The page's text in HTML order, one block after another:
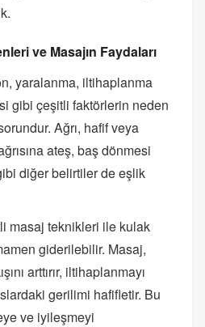
ve Masajın Faydaları
yaralanma, iltihaplanma
gibi çeşitli faktörlerin neden
Ağrı, hafif veya
ateş, baş dönmesi
diğer belirtiler de eşlik
masaj teknikleri ile kulak
giderilebilir. Masaj,
arttırır, iltihaplanmayı
gerilimi hafifletir. Bu
ve iyileşmeyi